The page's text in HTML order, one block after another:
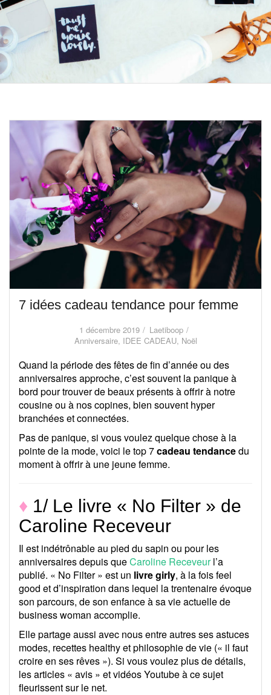
7 idées cadeau tendance pour femme
1 décembre 2019
Laetiboop
Anniversaire, IDEE CADEAU, Noël
Quand la période des fêtes de fin d’année ou des
anniversaires approche, c’est souvent la panique à
bord pour trouver de beaux présents à offrir à notre
cousine ou à nos copines, bien souvent hyper
branchées et connectées.
Pas de panique, si vous voulez quelque chose à la
pointe de la mode, voici le top 7cadeau tendancedu
moment à offrir à une jeune femme.
♦ 1/ Le livre « No Filter » de
Caroline Receveur
Il est indétrônable au pied du sapin ou pour les
anniversaires depuis queCaroline Receveurl’a
publié. « No Filter » est un livre girly, à la fois feel
good et d’inspiration dans lequel la trentenaire évoque
son parcours, de son enfance à sa vie actuelle de
business woman accomplie.
Elle partage aussi avec nous entre autres ses astuces
modes, recettes healthy et philosophie de vie (« il faut
croire en ses rêves »). Si vous voulez plus de détails,
les articles « avis » et vidéos Youtube à ce sujet
fleurissent sur le net.